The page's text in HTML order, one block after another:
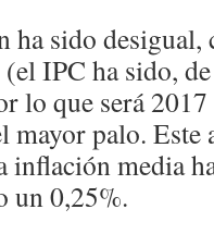
ha sido
IPC ha sido,
lo que será
mayor palo. Este
inflación media
un 0,25%.